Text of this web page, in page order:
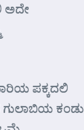
ಪಕ್ಕದಲಿ
ಗುಲಾಬಿಯ ಕಂಡು